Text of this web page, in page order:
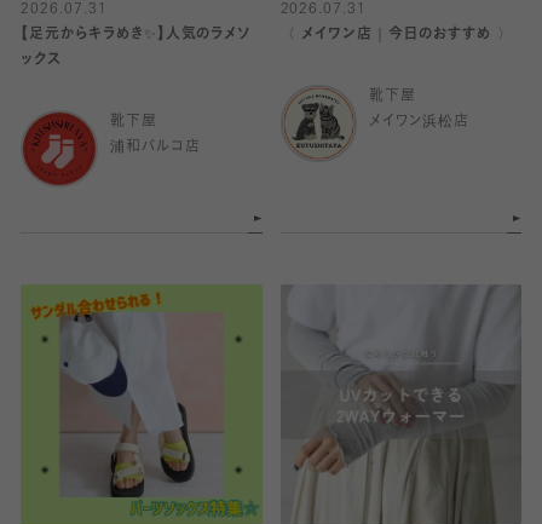
2026.07.31
【足元からキラめき✨️】人気のラメソ
ックス
靴下屋
浦和パルコ店
2026.07.31
〈 メイワン店｜今日のおすすめ 〉
靴下屋
メイワン浜松店